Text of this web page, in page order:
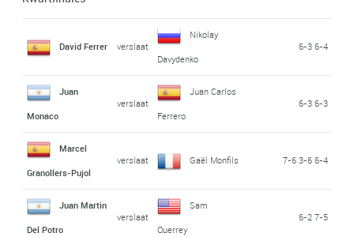
David Ferrer verslaat
Nikolay
Davydenko
6-3 6-4
Juan
Monaco
verslaat
Juan Carlos
Ferrero
6-3 6-3
Marcel
Granollers-Pujol
verslaat Gaël Monfils 7-6 3-6 6-4
Juan Martin
Del Potro
verslaat
Sam
Querrey
6-2 7-5